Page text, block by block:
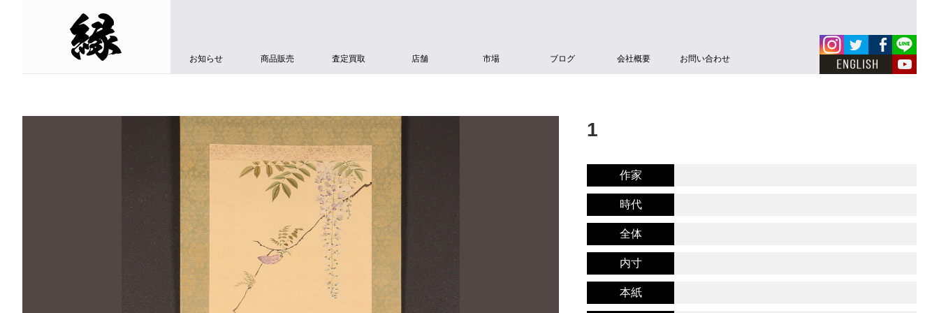
お知らせ 商品販売 査定買取 店舗 市場 ブログ 会社概要 お問い合わせ
1
作家
時代
全体
内寸
本紙